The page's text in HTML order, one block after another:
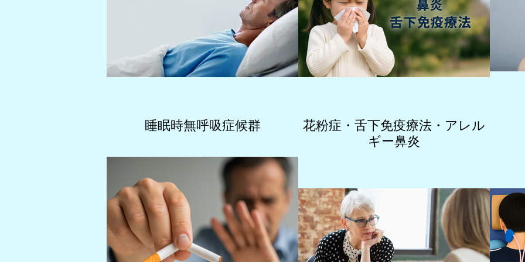
睡眠時無呼吸症候群
花粉症・舌下免疫療法・アレル
ギー鼻炎